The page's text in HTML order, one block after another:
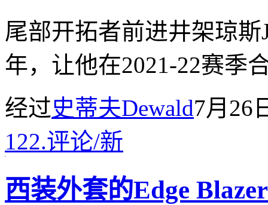
尾部开拓者前进井架琼
年，让他在2021-22赛季
经过史蒂夫Dewald7月26
122.评论/新
西装外套的Edge